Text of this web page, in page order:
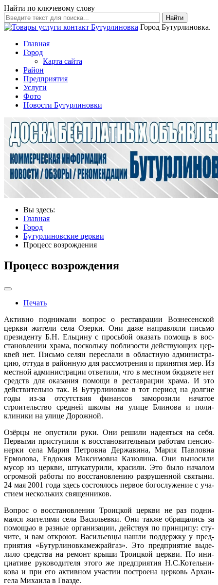
Найти по ключевому слову
Найти
Город Бутурлиновка.
Главная
Город
Карта сайта
Район
Предприятия
Услуги
Фото
Новости Бутурлиновки
Вы здесь:
Главная
Город
Бутурлиновские церкви
Процесс возрождения
Процесс возрождения
Печать
Активно поднимали вопрос о реставрации Вознесенской
церкви жители села Озерки. Они даже направляли письмо
президенту Б.Н. Ельцину с просьбой оказать помощь в вос­
становлении храма, поскольку поблизости действующих цер­
квей нет. Письмо селян переслали в областную администра­
цию, оттуда в районную для рассмотрения и принятия мер. Из
местной администрации ответили, что в местном бюд­жете нет
средств для оказания помощи в реставрации хра­ма. И это
действительно так. В Бутурлииовке в тот период на долгие
годы из-за отсутствия финансов заморозили нача­тое
строительство средней школы на улице Блинова и поли­
клиники на улице Дорожной.
Озёрцы не опустили руки. Они решили надеяться на себя.
Первыми приступили к восстановительным работам пенсио­
нерки села Мария Петровна Державина, Мария Павловна
Ермолова, Евдокия Максимовна Казюлина. Они выносили
мусор из церкви, штукатурили, красили. Это было началом
огромной работы по восстановлению разрушенной святыни.
24 мая 2001 года здесь состоялось первое богослужение с уча­
стием нескольких священников.
Вопрос о восстановлении Троицкой церкви не раз подни­
мался жителями села Васильевки. Они также обращались за
помощью в разные организации, действуя по принципу: сту­
чите, и вам откроют. Васильевцы нашли поддержку у пред­
приятия «Бутурлиновкамежрайгаз». Это предприятие выде­
лило средства на ремонт крыши Троицкой церкви. По ини­
циативе руководителя этого же предприятия Н.С.Котельни-
кова и при его активном участии построена церковь Архан­
гела Михаила в Гвазде.